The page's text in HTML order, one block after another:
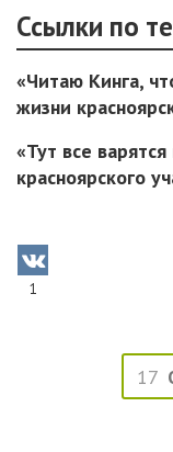
Ссылки по
«Читаю Кинга,
жизни
«Тут все
красноярского
1
17